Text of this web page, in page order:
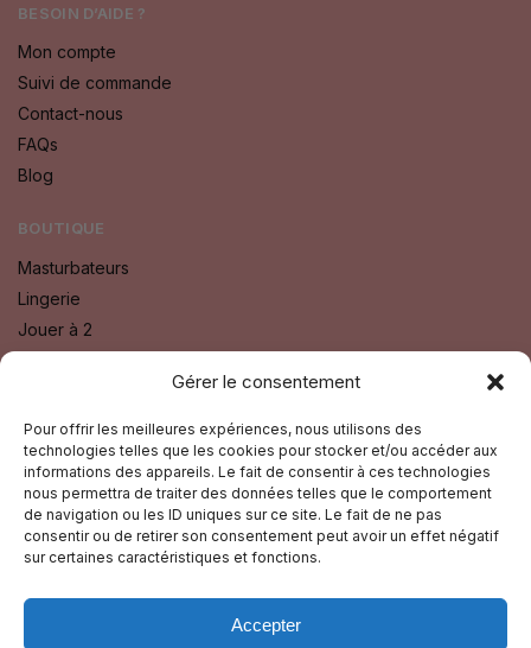
Gérer le consentement
Pour offrir les meilleures expériences, nous utilisons des
technologies telles que les cookies pour stocker et/ou accéder aux
informations des appareils. Le fait de consentir à ces technologies
nous permettra de traiter des données telles que le comportement
de navigation ou les ID uniques sur ce site. Le fait de ne pas
consentir ou de retirer son consentement peut avoir un effet négatif
sur certaines caractéristiques et fonctions.
Accepter
BESOIN D’AIDE ?
Mon compte
Suivi de commande
Contact-nous
FAQs
Blog
BOUTIQUE
Masturbateurs
Lingerie
Jouer à 2
Sextoys
Fétichisme SM
SUIVEZ-NOUS SUR :
Facebook